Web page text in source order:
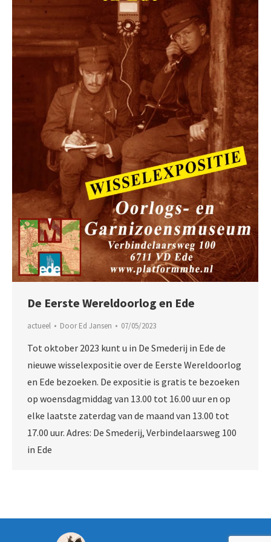
De Eerste Wereldoorlog en Ede
actueel DoorEd Jansen 07/05/2023
Tot oktober 2023 kunt u in De Smederij in Ede de
nieuwe wisselexpositie over de Eerste Wereldoorlog
en Ede bezoeken. De expositie is gratis te bezoeken
op woensdagmiddag van 13.00 tot 16.00 uur en op
elke laatste zaterdag van de maand van 13.00 tot
17.00 uur. Adres: De Smederij, Verbindelaarsweg 100
in Ede